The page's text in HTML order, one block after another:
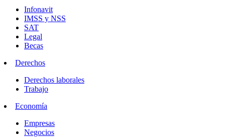
Infonavit
IMSS y NSS
SAT
Legal
Becas
Derechos
Derechos laborales
Trabajo
Economía
Empresas
Negocios